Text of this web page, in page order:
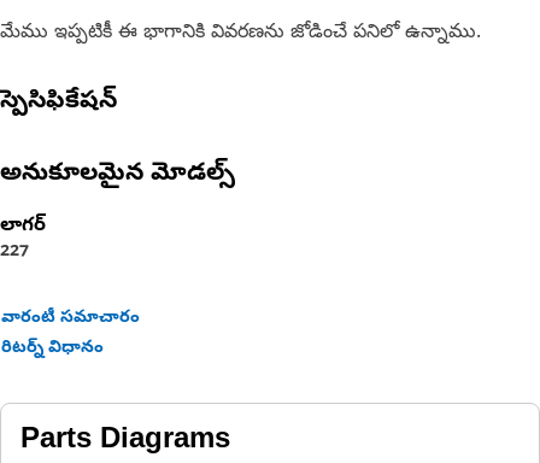
మేము ఇప్పటికీ ఈ భాగానికి వివరణను జోడించే పనిలో ఉన్నాము.
స్పెసిఫికేషన్
అనుకూలమైన మోడల్స్
లాగర్
227
వారంటీ సమాచారం
రిటర్న్ విధానం
Parts Diagrams